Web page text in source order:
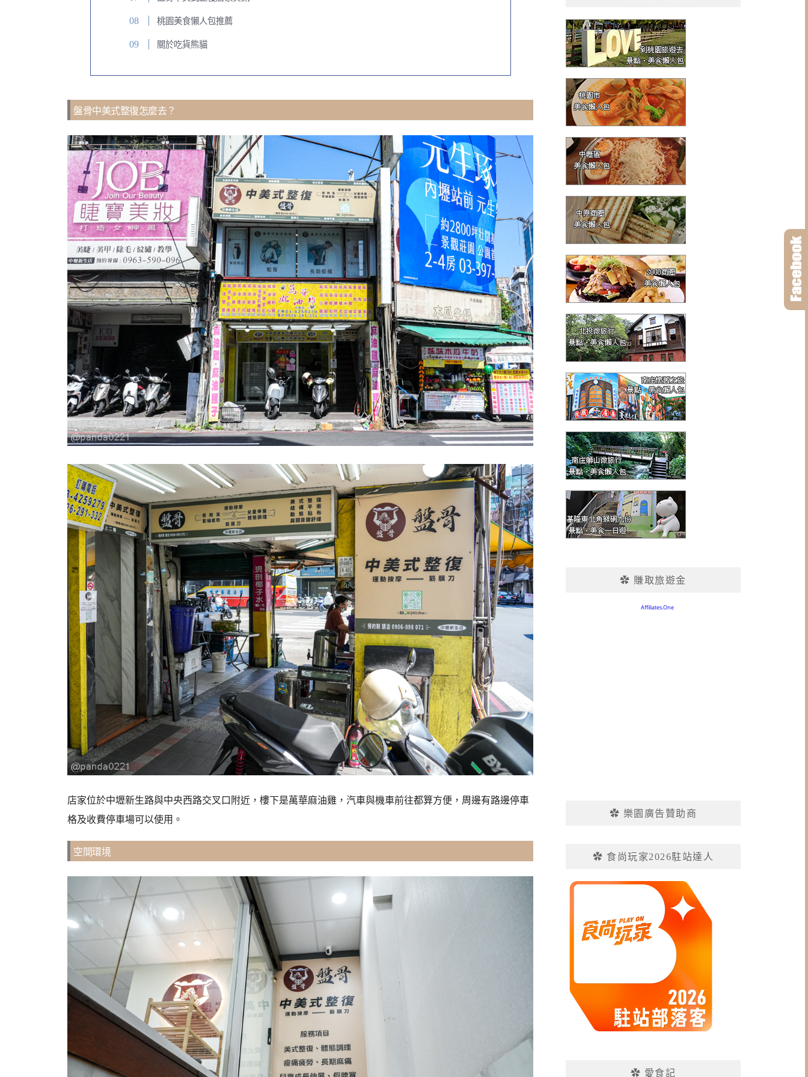
桃園美食懶人包推薦
關於吃貨熊貓
盤骨中美式整復怎麼去？
店家位於中壢新生路與中央西路交叉口附近，樓下是萬華麻油雞，汽車與機車前往都算方便，周邊有路邊停車
格及收費停車場可以使用。
空間環境
✿ 賺取旅遊金
✿ 樂園廣告贊助商
✿ 食尚玩家2026駐站達人
✿ 愛食記